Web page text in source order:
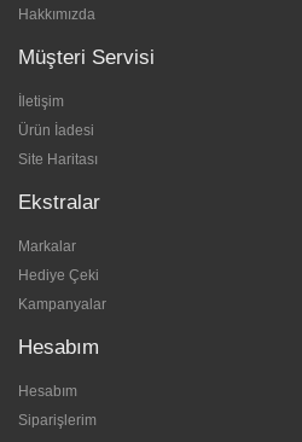
Hakkımızda
Müşteri Servisi
İletişim
Ürün İadesi
Site Haritası
Ekstralar
Markalar
Hediye Çeki
Kampanyalar
Hesabım
Hesabım
Siparişlerim